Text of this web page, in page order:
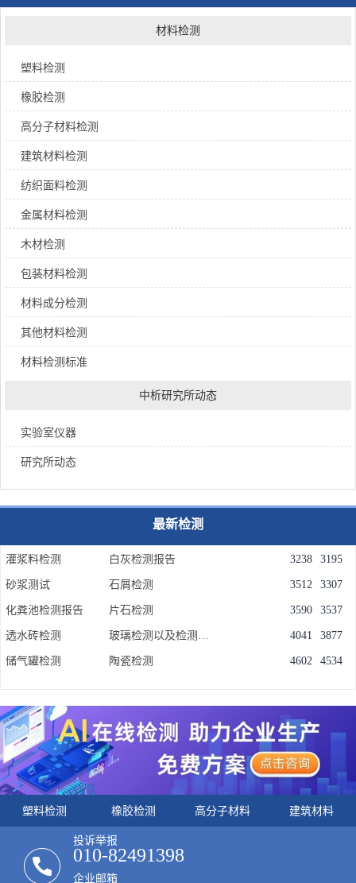
材料检测
塑料检测
橡胶检测
高分子材料检测
建筑材料检测
纺织面料检测
金属材料检测
木材检测
包装材料检测
材料成分检测
其他材料检测
材料检测标准
中析研究所动态
实验室仪器
研究所动态
最新检测
灌浆料检测 3195
白灰检测报告 3238
砂浆测试 3307
石屑检测 3512
化粪池检测报告 3537
片石检测 3590
透水砖检测 3877
玻璃检测以及检测项目 4041
储气罐检测 4534
陶瓷检测 4602
塑料检测 橡胶检测 高分子材料
建筑材料
投诉举报
010-82491398
企业邮箱